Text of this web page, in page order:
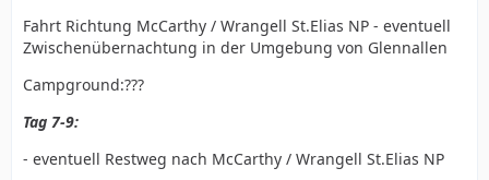
Fahrt Richtung McCarthy / Wrangell St.Elias NP - eventuell
Zwischenübernachtung in der Umgebung von Glennallen
Campground:???
Tag 7-9:
- eventuell Restweg nach McCarthy / Wrangell St.Elias NP